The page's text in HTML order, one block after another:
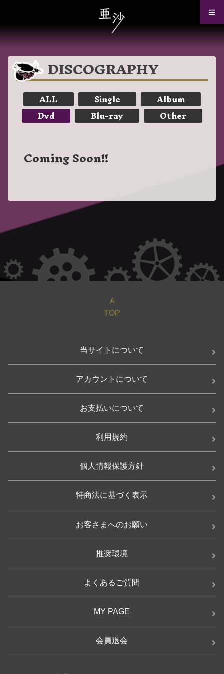
DISCOGRAPHY
ALL Single
Album
Dvd
Blu-ray Other
Coming Soon!!
TOP
当サイトについて
アカウントについて
お支払いについて
利用規約
個人情報保護方針
特商法に基づく表示
お客さまへのお願い
推奨環境
よくあるご質問
MY PAGE
会員退会